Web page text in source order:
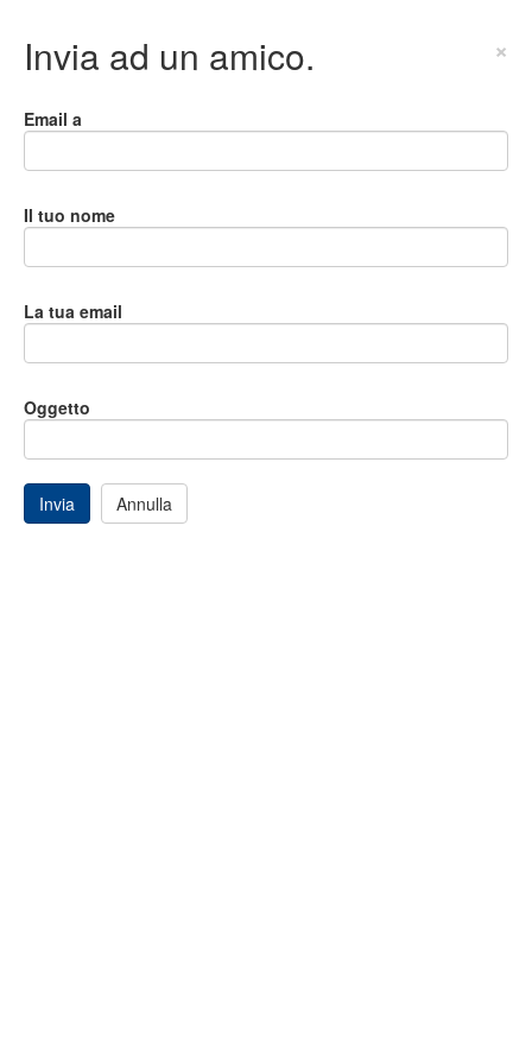
Invia ad un amico. ×
Email a
Il tuo nome
La tua email
Oggetto
Invia Annulla